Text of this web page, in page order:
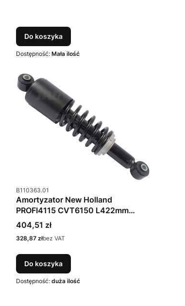
Do koszyka
Dostępność: Mała ilość
Kod produktu
B110363.01
Amortyzator New Holland
PROFI4115 CVT6150 L422mm
B110363 84163866
Cena
404,51 zł
Cena
328,87 złbez VAT
Do koszyka
Dostępność: duża ilość